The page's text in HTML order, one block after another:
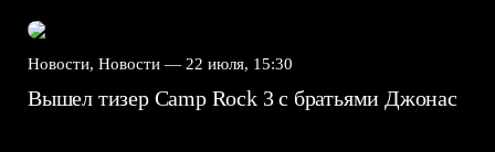
Новости, Новости — 22 июля, 15:30
Вышел тизер Camp Rock 3 с братьями Джонас